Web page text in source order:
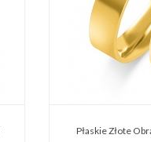
Płaskie Złote